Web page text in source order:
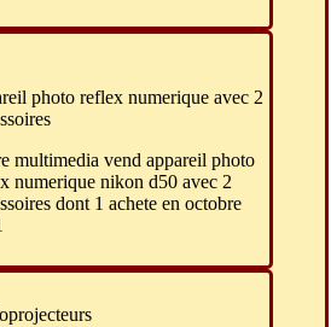
photo reflex numerique avec 2
multimedia vend appareil photo
numerique nikon d50 avec 2
dont 1 achete en octobre